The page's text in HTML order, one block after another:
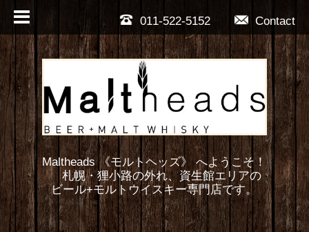
Contact
011-522-5152
Maltheads 《モルトヘッズ》 へようこそ！
札幌・狸小路の外れ、資生館エリアの
ビール+モルトウイスキー専門店です。